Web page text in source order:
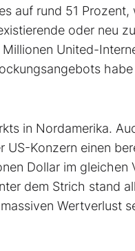
auf rund 51 Prozent,
oder neu
United-
in Nordamerika.
Konzern einen
Dollar im gleichen
dem Strich stand
Wertverlust